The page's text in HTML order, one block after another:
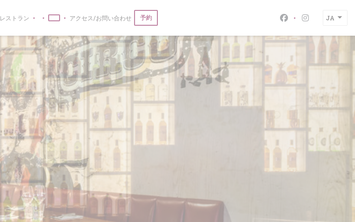
レストラン
((新しいウィンドウで開きます))
((新しいウィンドウで開きます))
アクセス/お問い合わせ 予約 Facebook ((新しい
Instagram ((
JA